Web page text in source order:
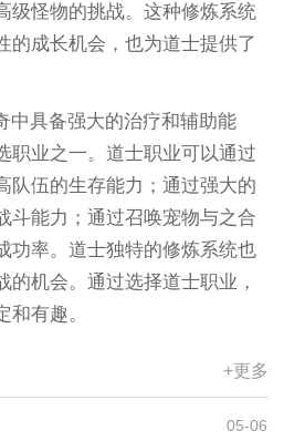
级怪物的挑战。这种修炼系统
的成长机会，也为道士提供了
中具备强大的治疗和辅助能
职业之一。道士职业可以通过
队伍的生存能力；通过强大的
斗能力；通过召唤宠物与之合
功率。道士独特的修炼系统也
的机会。通过选择道士职业，
有趣。
+更多
05-06